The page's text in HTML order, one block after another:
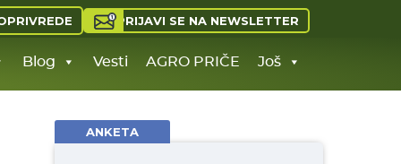
PRIJAVI SE NA NEWSLETTER
Blog Vesti AGRO PRIČE Još
ANKETA